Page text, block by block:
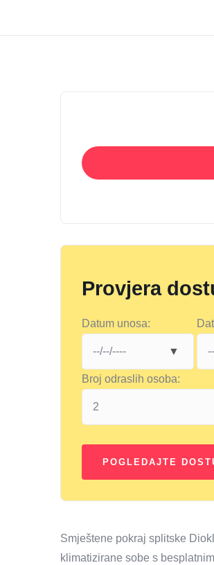
Provjera
Datum unosa:
Broj odraslih osoba:
Smještene pokraj splitske
klimatizirane sobe s